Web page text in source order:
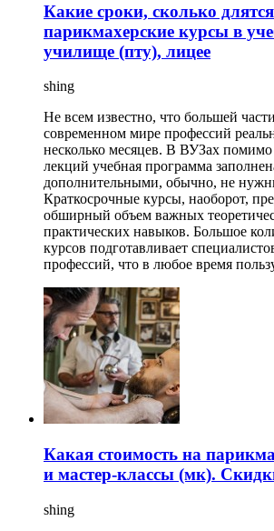
Какие сроки, сколько длятся
парикмахерские курсы в
училище (пту), лицее
shing
Не всем известно, что большей
современном мире профессий
несколько месяцев. В ВУЗах
лекций учебная программа
дополнительными, обычно, не
Краткосрочные курсы, наоборот,
обширный объем важных
практических навыков. Большое
курсов подготавливает
профессий, что в любое время
Какая стоимость на
и мастер-классы (мк).
shing